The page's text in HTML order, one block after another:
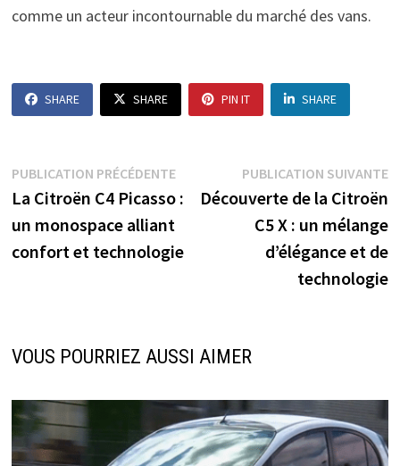
comme un acteur incontournable du marché des vans.
SHARE SHARE PIN IT SHARE
Navigation
de
l’article
PUBLICATION PRÉCÉDENTEPublication
précédente :
La Citroën C4 Picasso :
un monospace alliant
confort et technologie
PUBLICATION SUIVANTE
Découverte de la Citroën
C5 X : un mélange
d’élégance et de
technologie
VOUS POURRIEZ AUSSI AIMER